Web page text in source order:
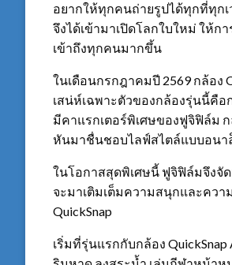
อยากให้ทุกคนถ่ายรูปได้ทุกที่ทุกเ
จึงได้เข้ามาเปิดโลกใบใหม่ ให้
เข้าถึงทุกคนมากขึ้น
ในเดือนกรกฎาคมปี 2569 กล้อง
เสน่ห์เฉพาะตัวของกล้องรุ่นนี้คื
มีคาแรกเตอร์พิเศษของฟูจิฟิล์ม
หันมาชื่นชอบไลฟ์สไตล์แบบอนา
ในโอกาสสุดพิเศษนี้ ฟูจิฟิล์มจึงจัด
จะมาเติมเต็มความสนุกและคว
QuickSnap
เริ่มที่รุ่นแรกกับกล้อง